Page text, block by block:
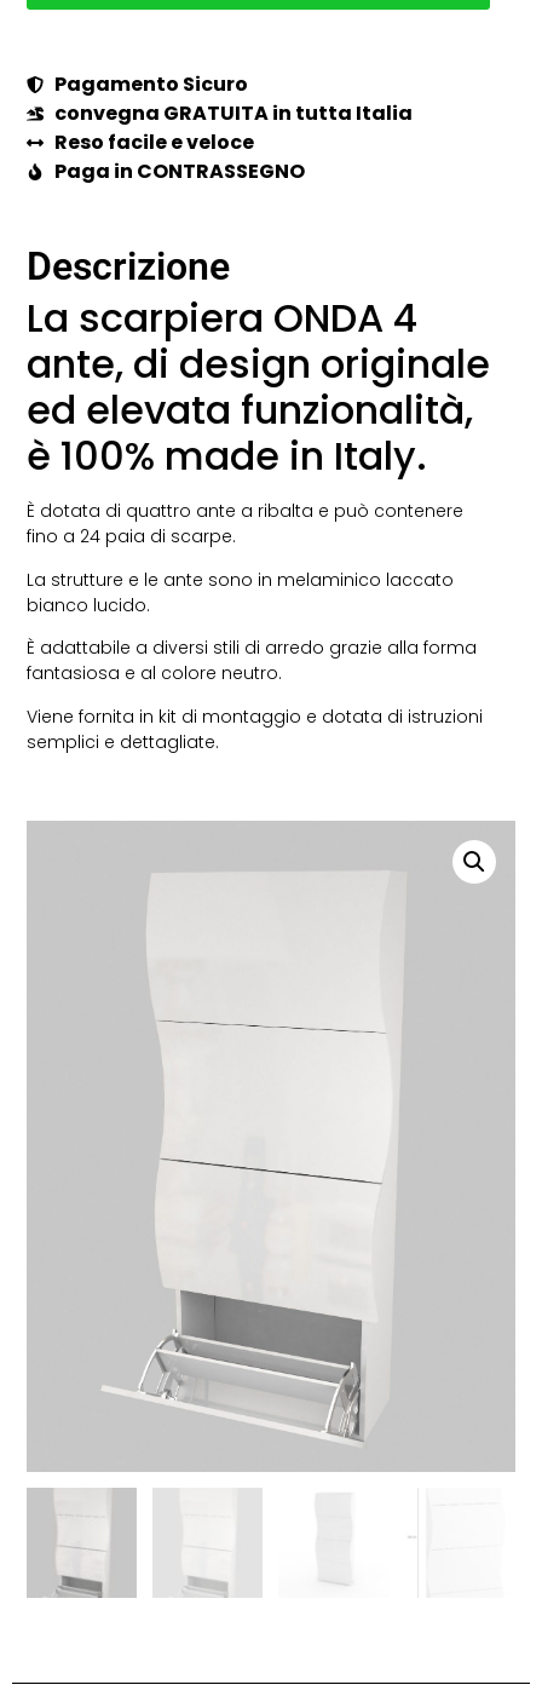
Pagamento Sicuro
convegna GRATUITA in tutta Italia
Reso facile e veloce
Paga in CONTRASSEGNO
Descrizione
La scarpiera ONDA 4
ante, di design originale
ed elevata funzionalità,
è 100% made in Italy.
È dotata di quattro ante a ribalta e può contenere
fino a 24 paia di scarpe.
La strutture e le ante sono in melaminico laccato
bianco lucido.
È adattabile a diversi stili di arredo grazie alla forma
fantasiosa e al colore neutro.
Viene fornita in kit di montaggio e dotata di istruzioni
semplici e dettagliate.